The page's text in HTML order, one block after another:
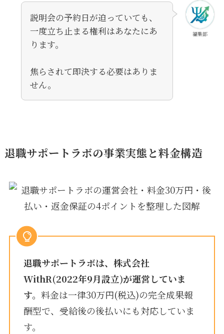
編集部
説明会の予約日が迫っていても、
一度立ち止まる権利はあなたにあ
ります。
焦らされて即決する必要はありま
せん。
退職サポートラボの事業実態と料金構造
退職サポートラボは、株式会社
WithR(2022年9月設立)が運営していま
す。 料金は一律30万円(税込)の完全成果報
酬型で、受給後の後払いにも対応していま
す。